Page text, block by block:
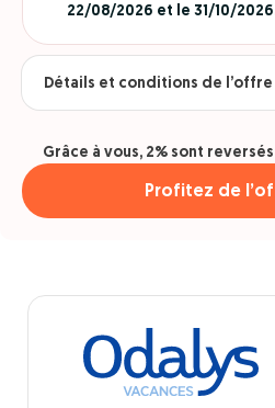
22/08/2026 et le 31/10/
Détails et conditions de l’offre
Profitez de
Grâce à vous, 2% sont